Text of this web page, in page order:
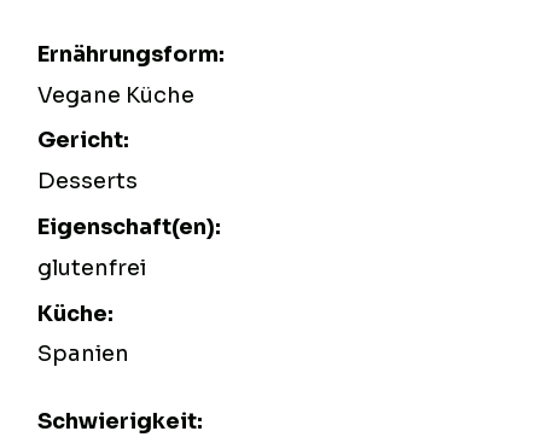
Ernährungsform:
Vegane Küche
Gericht:
Desserts
Eigenschaft(en):
glutenfrei
Küche:
Spanien
Schwierigkeit: